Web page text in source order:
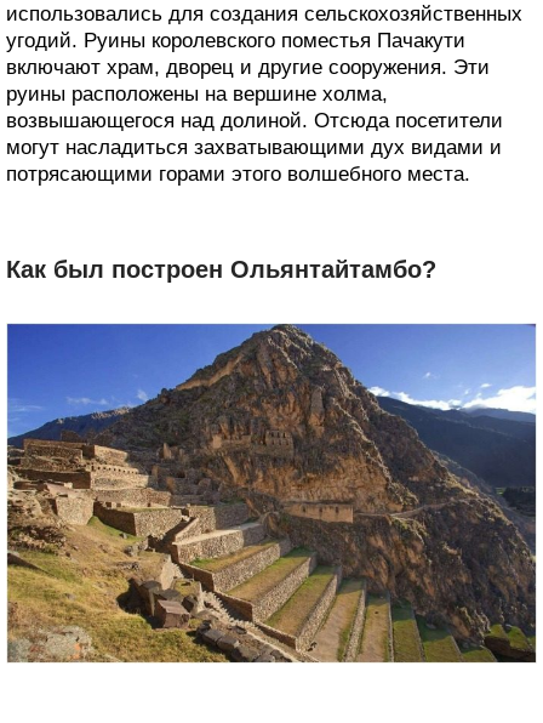
использовались для создания сельскохозяйственных
угодий. Руины королевского поместья Пачакути
включают храм, дворец и другие сооружения. Эти
руины расположены на вершине холма,
возвышающегося над долиной. Отсюда посетители
могут насладиться захватывающими дух видами и
потрясающими горами этого волшебного места.
Как был построен Ольянтайтамбо?